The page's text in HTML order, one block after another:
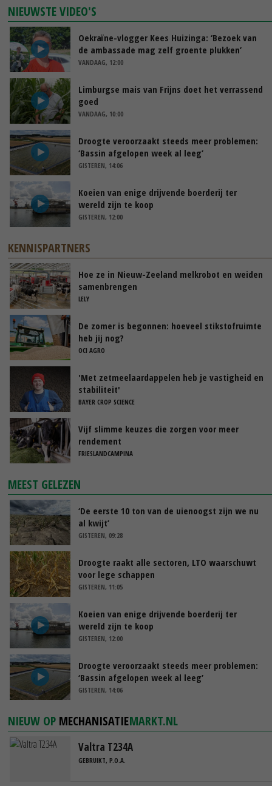
NIEUWSTE VIDEO'S
Oekraïne-vlogger Kees Huizinga: ‘Bezoek van
de ambassade mag zelf groente plukken’
VANDAAG, 12:00
Limburgse mais van Frijns doet het verrassend
goed
VANDAAG, 10:00
Droogte veroorzaakt steeds meer problemen:
‘Bassin afgelopen week al leeg’
GISTEREN, 14:06
Koeien van enige drijvende boerderij ter
wereld zijn te koop
GISTEREN, 12:00
KENNISPARTNERS
Hoe ze in Nieuw-Zeeland melkrobot en weiden
samenbrengen
LELY
De zomer is begonnen: hoeveel stikstofruimte
heb jij nog?
OCI AGRO
'Met zetmeelaardappelen heb je vastigheid en
stabiliteit'
BAYER CROP SCIENCE
Vijf slimme keuzes die zorgen voor meer
rendement
FRIESLANDCAMPINA
MEEST GELEZEN
‘De eerste 10 ton van de uienoogst zijn we nu
al kwijt’
GISTEREN, 09:28
Droogte raakt alle sectoren, LTO waarschuwt
voor lege schappen
GISTEREN, 11:05
Koeien van enige drijvende boerderij ter
wereld zijn te koop
GISTEREN, 12:00
Droogte veroorzaakt steeds meer problemen:
‘Bassin afgelopen week al leeg’
GISTEREN, 14:06
NIEUW OP MECHANISATIEMARKT.NL
Valtra T234A
GEBRUIKT, P.O.A.